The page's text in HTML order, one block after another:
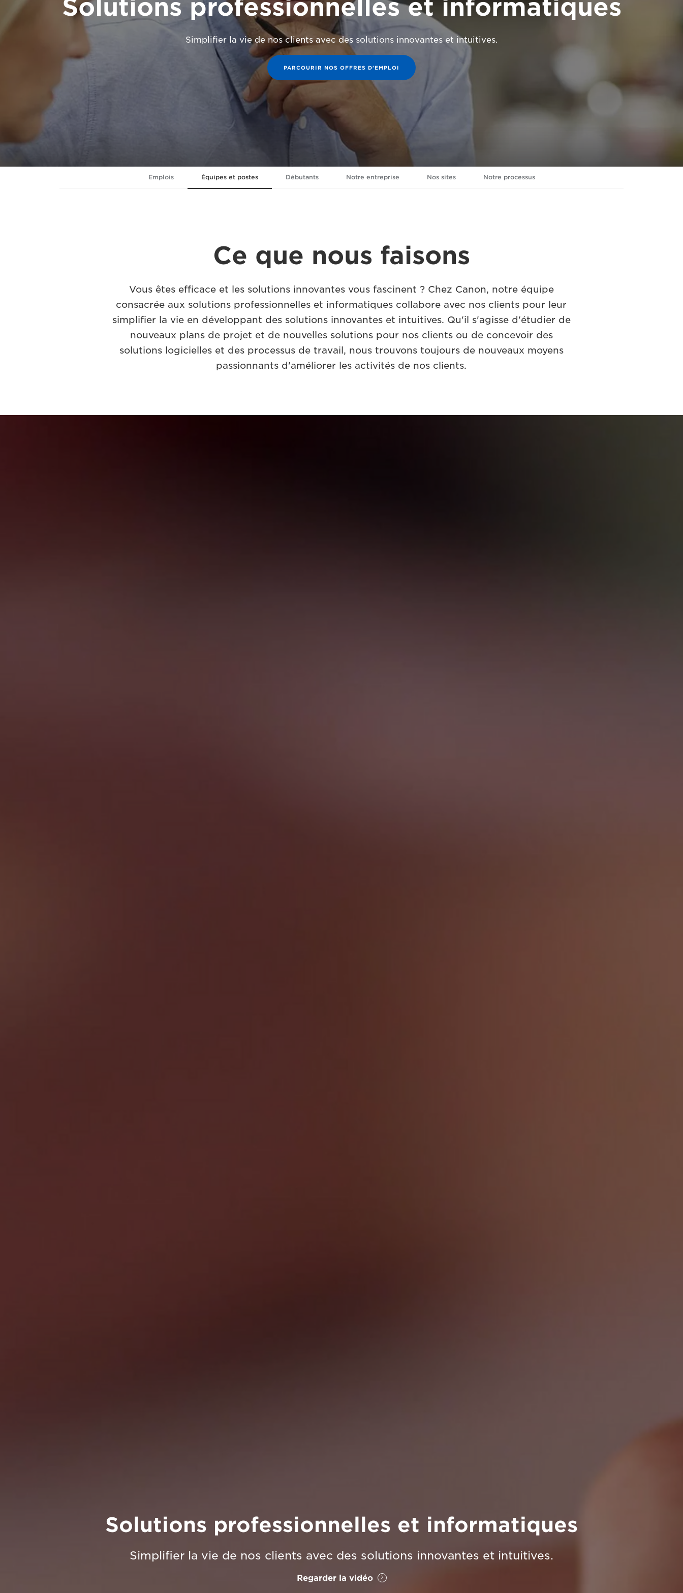
Solutions professionnelles et informatiques
Simplifier la vie de nos clients avec des solutions innovantes et intuitives.
PARCOURIR NOS OFFRES D'EMPLOI
Emplois Équipes et postes Débutants Notre entreprise Nos sites Notre processus
Ce que nous faisons
Vous êtes efficace et les solutions innovantes vous fascinent ? Chez Canon, notre équipe
consacrée aux solutions professionnelles et informatiques collabore avec nos clients pour leur
simplifier la vie en développant des solutions innovantes et intuitives. Qu'il s'agisse d'étudier de
nouveaux plans de projet et de nouvelles solutions pour nos clients ou de concevoir des
solutions logicielles et des processus de travail, nous trouvons toujours de nouveaux moyens
passionnants d'améliorer les activités de nos clients.
Solutions professionnelles et informatiques
Simplifier la vie de nos clients avec des solutions innovantes et intuitives.
Regarder la vidéo